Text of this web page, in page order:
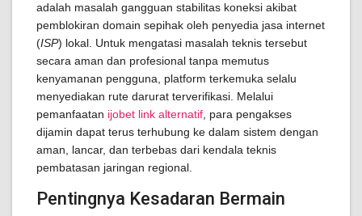
adalah masalah gangguan stabilitas koneksi akibat
pemblokiran domain sepihak oleh penyedia jasa internet
(ISP) lokal. Untuk mengatasi masalah teknis tersebut
secara aman dan profesional tanpa memutus
kenyamanan pengguna, platform terkemuka selalu
menyediakan rute darurat terverifikasi. Melalui
pemanfaatan ijobet link alternatif , para pengakses
dijamin dapat terus terhubung ke dalam sistem dengan
aman, lancar, dan terbebas dari kendala teknis
pembatasan jaringan regional.
Pentingnya Kesadaran Bermain